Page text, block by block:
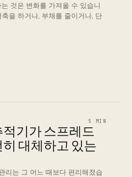
것은 변화를 가져올 수 있습니
을 하거나, 부채를 줄이거나, 단
5 MIN
적기가 스프레드
대체하고 있는
리는 그 어느 때보다 편리해졌습